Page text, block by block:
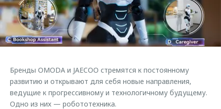
Страхование
Кредитный калькулятор
Аксессуары
Оригинальные аксессуары
Запчасти
Клиентская поддержка
O&J Автоклуб
Клуб владельцев OMODA
Аксессуары
Одежда и сувениры
Обратная связь
Бренды OMODA и JAECOO стремятся к постоянному
развитию и открывают для себя новые направления,
ведущие к прогрессивному и технологичному будущему.
Одно из них — робототехника.